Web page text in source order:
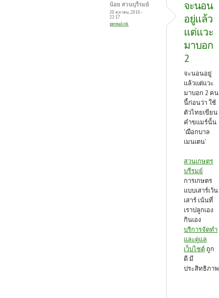
น้อย สวนบุรีรมย์
20 ตุลาคม, 2010 -
22:17
permalink
จะนอน
อยู่แล้ว
แต่แวะ
มาบอก
2
จะนอนอยู่
แล้วแต่แวะ
มาบอก 2 คน
นี้ก่อนว่า ใช้
ตัวไทยเขียน
คำขแมร์นั้น
'ฌือกบาล
เมนเตน'
สวนเกษตร
บุรีรมย์
การเกษตร
แบบเสาร์เว้น
เสาร์ เน้นที่
เราปลูกเอง
กินเอง
บริการจัดทำ
และดูแล
เว็บไซต์ ถูก
ดี มี
ประสิทธิภาพ